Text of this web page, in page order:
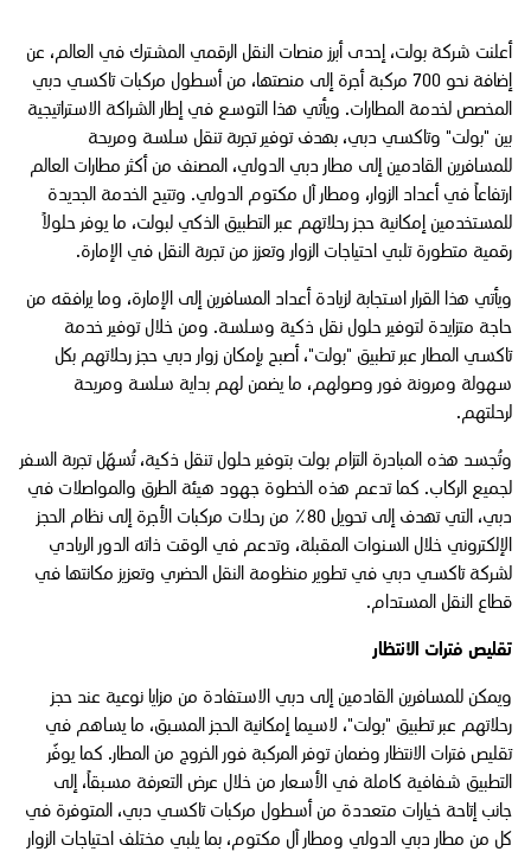
أعلنت شركة بولت، إحدى أبرز منصات النقل الرقمي المشترك في العالم، عن
إضافة نحو 700 مركبة أجرة إلى منصتها، من أسطول مركبات تاكسي دبي
المخصص لخدمة المطارات. ويأتي هذا التوسع في إطار الشراكة الاستراتيجية
بين "بولت" وتاكسي دبي، بهدف توفير تجربة تنقل سلسة ومريحة
للمسافرين القادمين إلى مطار دبي الدولي، المصنف من أكثر مطارات العالم
ارتفاعاً في أعداد الزوار، ومطار آل مكتوم الدولي. وتتيح الخدمة الجديدة
للمستخدمين إمكانية حجز رحلاتهم عبر التطبيق الذكي لبولت، ما يوفر حلولاً
رقمية متطورة تلبي احتياجات الزوار وتعزز من تجربة النقل في الإمارة.
ويأتي هذا القرار استجابة لزيادة أعداد المسافرين إلى الإمارة، وما يرافقه من
حاجة متزايدة لتوفير حلول نقل ذكية وسلسة. ومن خلال توفير خدمة
تاكسي المطار عبر تطبيق "بولت"، أصبح بإمكان زوار دبي حجز رحلاتهم بكل
سهولة ومرونة فور وصولهم، ما يضمن لهم بداية سلسة ومريحة
لرحلتهم.
وتُجسد هذه المبادرة التزام بولت بتوفير حلول تنقل ذكية، تُسهّل تجربة السفر
لجميع الركاب. كما تدعم هذه الخطوة جهود هيئة الطرق والمواصلات في
دبي، التي تهدف إلى تحويل 80٪ من رحلات مركبات الأجرة إلى نظام الحجز
الإلكتروني خلال السنوات المقبلة، وتدعم في الوقت ذاته الدور الريادي
لشركة تاكسي دبي في تطوير منظومة النقل الحضري وتعزيز مكانتها في
قطاع النقل المستدام.
تقليص فترات الانتظار
ويمكن للمسافرين القادمين إلى دبي الاستفادة من مزايا نوعية عند حجز
رحلاتهم عبر تطبيق "بولت"، لاسيما إمكانية الحجز المسبق، ما يساهم في
تقليص فترات الانتظار وضمان توفر المركبة فور الخروج من المطار. كما يوفّر
التطبيق شفافية كاملة في الأسعار من خلال عرض التعرفة مسبقاً، إلى
جانب إتاحة خيارات متعددة من أسطول مركبات تاكسي دبي، المتوفرة في
كل من مطار دبي الدولي ومطار آل مكتوم، بما يلبي مختلف احتياجات الزوار